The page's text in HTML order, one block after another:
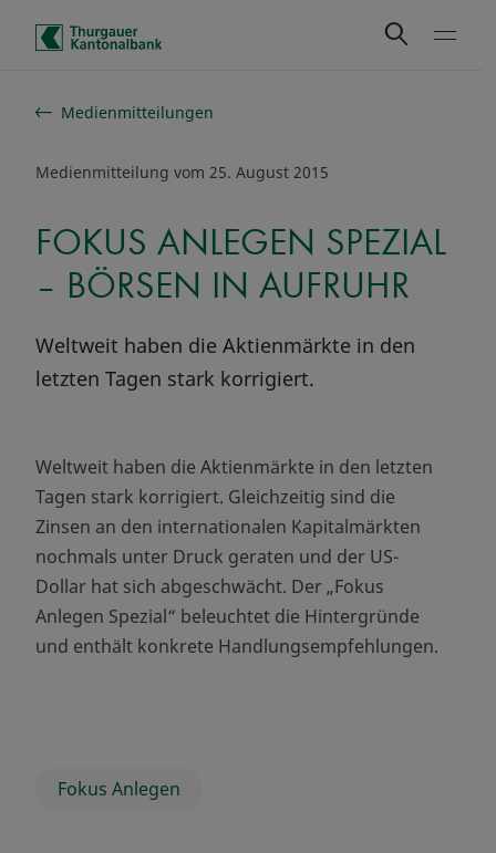
Schnelle Navigation
Medienmitteilungen
Medienmitteilung vom 25. August 2015
FOKUS ANLEGEN SPEZIAL
– BÖRSEN IN AUFRUHR
Weltweit haben die Aktienmärkte in den
letzten Tagen stark korrigiert.
Weltweit haben die Aktienmärkte in den letzten
Tagen stark korrigiert. Gleichzeitig sind die
Zinsen an den internationalen Kapitalmärkten
nochmals unter Druck geraten und der US-
Dollar hat sich abgeschwächt. Der „Fokus
Anlegen Spezial“ beleuchtet die Hintergründe
und enthält konkrete Handlungsempfehlungen.
Fokus Anlegen